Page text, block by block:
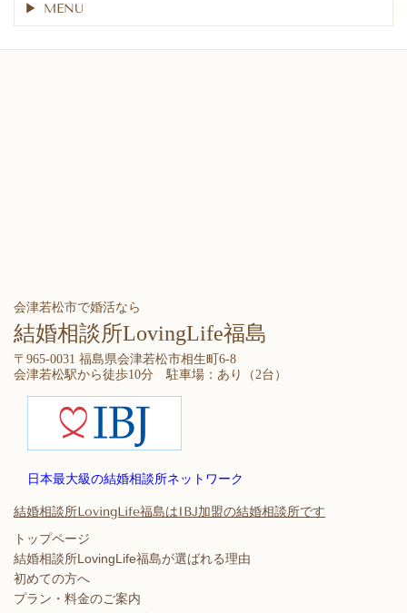
MENU
会津若松市で婚活なら
結婚相談所LovingLife福島
〒965-0031 福島県会津若松市相生町6-8
会津若松駅から徒歩10分 駐車場：あり（2台）
日本最大級の結婚相談所ネットワーク
結婚相談所LovingLife福島はIBJ加盟の結婚相談所です
トップページ
結婚相談所LovingLife福島が選ばれる理由
初めての方へ
プラン・料金のご案内